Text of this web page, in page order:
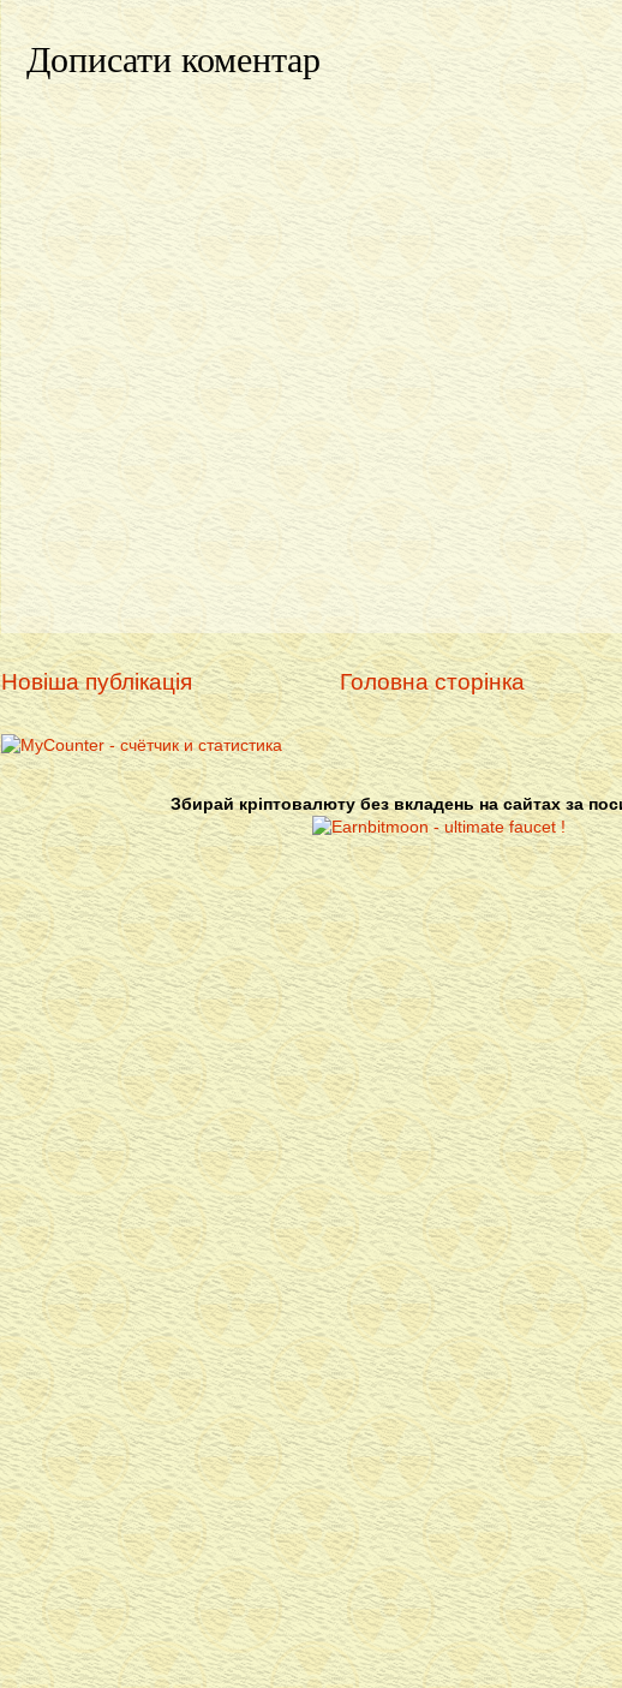
Дописати коментар
Новіша публікація Головна сторінка
Збирай кріптовалюту без вкладень на сайтах за